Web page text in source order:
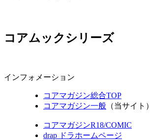
コアムックシリーズ
インフォメーション
コアマガジン総合TOP
コアマガジン一般 （当サイト）
コアマガジンR18/COMIC
drap ドラホームページ